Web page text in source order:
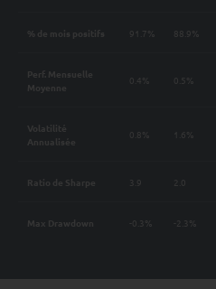
% de mois positifs 91.7% 88.9%
Perf. Mensuelle
Moyenne
0.4% 0.5%
Volatilité
Annualisée
0.8% 1.6%
Ratio de Sharpe 3.9 2.0
Max Drawdown -0.3% -2.3%